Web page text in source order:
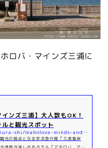
ロバ・マインズ三浦に
ンズ三浦】大人数もOK！
と観光スポット
https://tripnote.jp/miura-shi/maholova-minds-and-surrounding-spots
光の拠点となる京浜急行線「三浦海岸